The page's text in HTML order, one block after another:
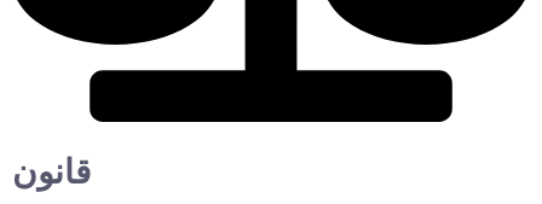
قانون